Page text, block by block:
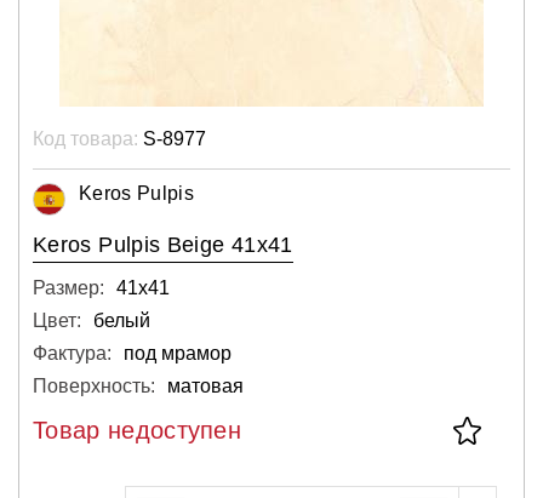
Код товара: S-8977
Keros Pulpis
Keros Pulpis Beige 41x41
Размер:
41х41
Цвет:
белый
Фактура:
под мрамор
Поверхность:
матовая
Товар недоступен